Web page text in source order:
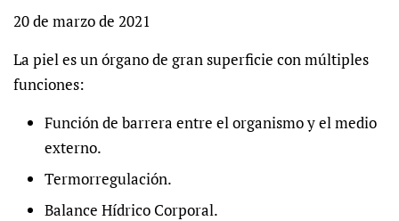
20 de marzo de 2021
La piel es un órgano de gran superficie con múltiples
funciones:
Función de barrera entre el organismo y el medio
externo.
Termorregulación.
Balance Hídrico Corporal.